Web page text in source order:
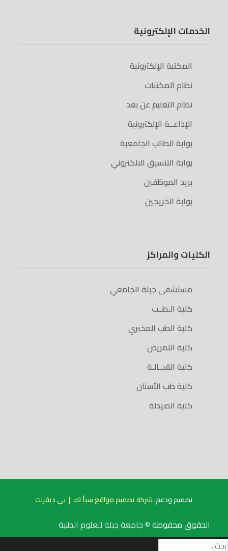
الخدمات الإلكترونية
المكتبة الإلكترونية
نظام المكتبات
نظام التعليم عن بعد
الإذاعــة الإلكترونية
بوابة الطالب الجامعية
بوابة التنسيق الالكتروني
بريد الموظفين
بوابة الخريجين
الكليات والمراكز
مستشفى جبلة الجامعي
كلية الـطــب
كلية الطب المخبري
كلية التمريض
كلية القبــالـة
كلية طب الأسنان
كلية الصيدلة
تصميم ودعم:شركة تصميم مواقع سبأ تك | بي ديفرنت
الحقوق محفوظة ©جامعة جبلة للعلوم الطبية